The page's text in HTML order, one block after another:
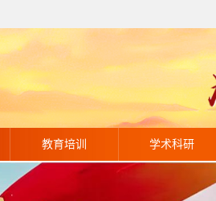
教育培训 学术科研